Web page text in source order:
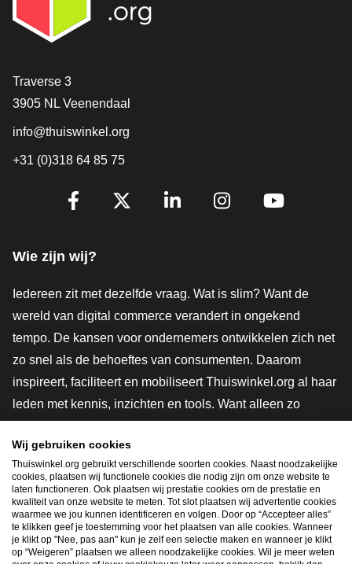
Contact
Traverse 3
3905 NL Veenendaal
info@thuiswinkel.org
+31 (0)318 64 85 75
Volg je ons al?
Wie zijn wij?
Iedereen zit met dezelfde vraag. Wat is slim? Want de
wereld van digital commerce verandert in ongekend
tempo. De kansen voor ondernemers ontwikkelen zich net
zo snel als de behoeftes van consumenten. Daarom
inspireert, faciliteert en mobiliseert Thuiswinkel.org al haar
leden met kennis, inzichten en tools. Want alleen zo
innovatievere toekomst. Dus groei ook mee en maak
shoppen slimmer.
Lid worden
Snel navigeren
Wij gebruiken cookies
Thuiswinkel.org gebruikt verschillende soorten cookies. Naast noodzakelijke
cookies, plaatsen wij functionele cookies die nodig zijn om onze website te
laten functioneren. Ook plaatsen wij prestatie cookies om de prestatie en
kwaliteit van onze website te meten. Tot slot plaatsen wij advertentie cookies
waarmee we jou kunnen identificeren en volgen. Door op “Accepteer alles”
te klikken geef je toestemming voor het plaatsen van alle cookies. Wanneer
je klikt op "Nee, pas aan" kun je zelf een selectie maken en wanneer je klikt
op “Weigeren” plaatsen we alleen noodzakelijke cookies. Wil je meer weten